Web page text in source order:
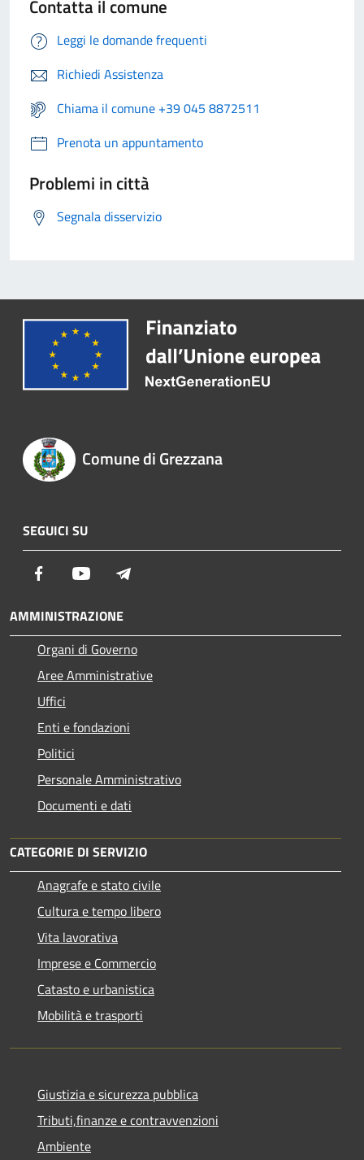
Contatta il comune
Leggi le domande frequenti
Richiedi Assistenza
Chiama il comune +39 045 8872511
Prenota un appuntamento
Problemi in città
Segnala disservizio
Comune di Grezzana
SEGUICI SU
Facebook Youtube
AMMINISTRAZIONE
Organi di Governo
Aree Amministrative
Uffici
Enti e fondazioni
Politici
Personale Amministrativo
Documenti e dati
CATEGORIE DI SERVIZIO
Anagrafe e stato civile
Cultura e tempo libero
Vita lavorativa
Imprese e Commercio
Catasto e urbanistica
Mobilità e trasporti
Giustizia e sicurezza pubblica
Tributi,finanze e contravvenzioni
Ambiente